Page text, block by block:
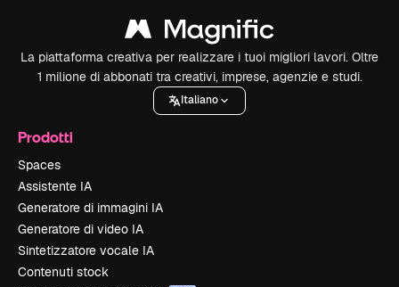
La piattaforma creativa per realizzare i tuoi migliori lavori. Oltre
1 milione di abbonati tra creativi, imprese, agenzie e studi.
Italiano
Prodotti
Spaces
Assistente IA
Generatore di immagini IA
Generatore di video IA
Sintetizzatore vocale IA
Contenuti stock